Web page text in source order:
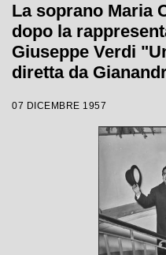
La soprano Maria
dopo la
Giuseppe Verdi
diretta da
quale è stata
lirica 1957-1958
07 DICEMBRE 1957